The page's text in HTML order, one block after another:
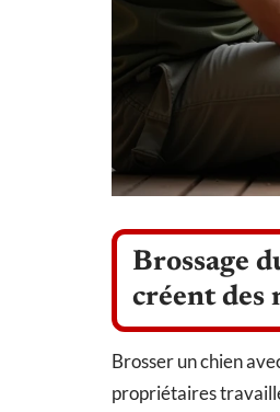
Brossage
créent des
Brosser un chien
propriétaires